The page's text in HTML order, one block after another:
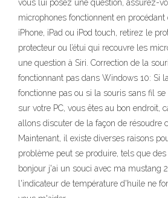
vous lui posez une question, assurez-
microphones fonctionnent en
iPhone, iPad ou iPod touch, retirez le
protecteur ou l’étui qui recouvre les
une question à Siri. Correction de la
fonctionnant pas dans Windows 10: Si
fonctionne pas ou si la souris sans fil
sur votre PC, vous êtes au bon endroit,
allons discuter de la façon de résoudre
Maintenant, il existe diverses raisons
problème peut se produire, tels que
bonjour j'ai un souci avec ma mustang
l'indicateur de température d'huile ne